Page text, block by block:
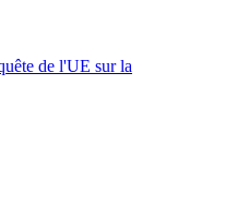
de l'UE sur la